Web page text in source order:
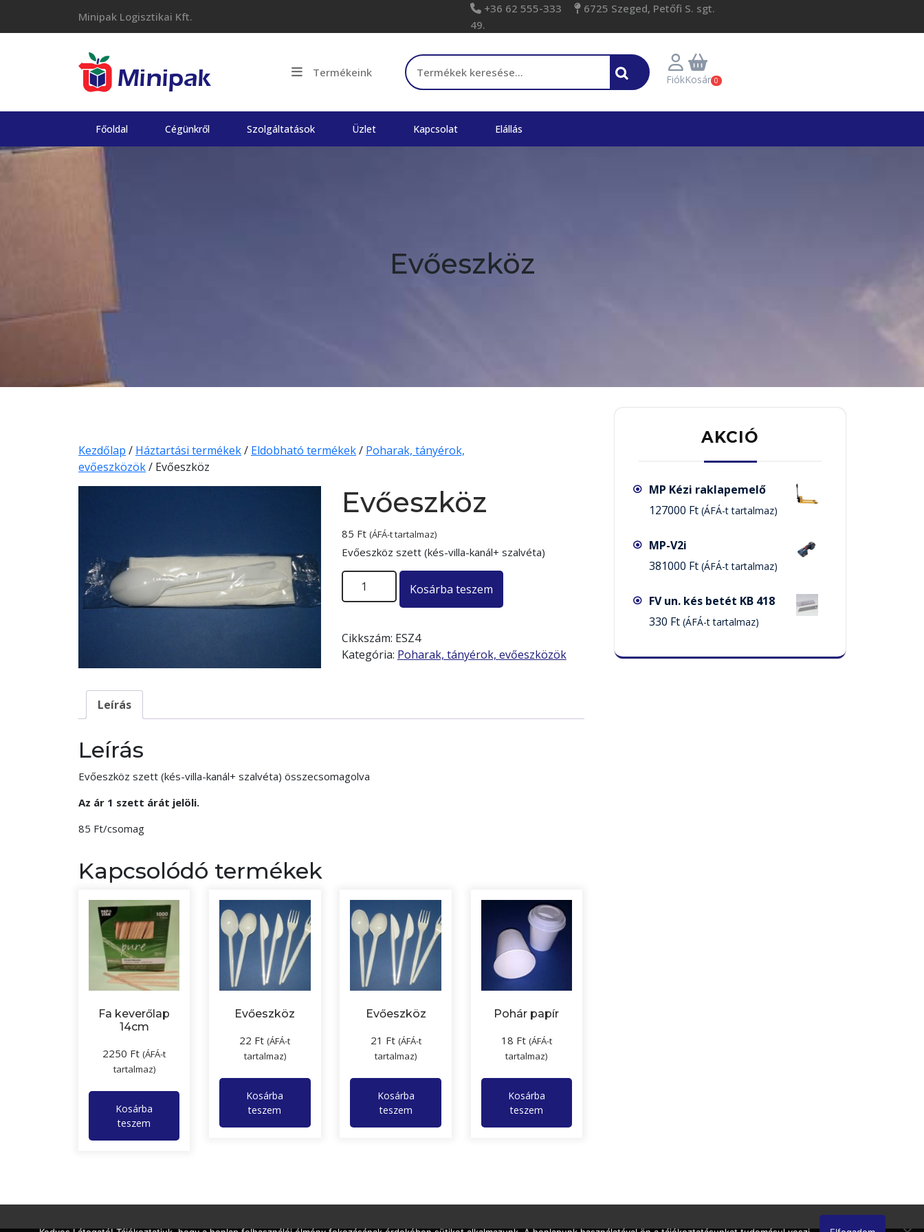
Minipak Logisztikai Kft.
+36 62 555-333
6725 Szeged, Petőfi S. sgt.
49.
Termékeink
Keresés a következőre:
FiókKosár 0
Főoldal Cégünkről Szolgáltatások Üzlet Kapcsolat Elállás
Evőeszköz
Kezdőlap / Háztartási termékek/ Eldobható termékek/ Poharak, tányérok,
evőeszközök/ Evőeszköz
Evőeszköz
85 Ft (ÁFÁ-t tartalmaz)
Evőeszköz szett (kés-villa-kanál+ szalvéta)
Evőeszköz mennyiség
Kosárba teszem
Cikkszám: ESZ4
Kategória: Poharak, tányérok, evőeszközök
Leírás
Leírás
Evőeszköz szett (kés-villa-kanál+ szalvéta) összecsomagolva
Az ár 1 szett árát jelöli.
85 Ft/csomag
Kapcsolódó termékek
Fa keverőlap
14cm
2250 Ft (ÁFÁ-t
tartalmaz)
Kosárba
teszem
Evőeszköz
22 Ft (ÁFÁ-t
tartalmaz)
Kosárba
teszem
Evőeszköz
21 Ft (ÁFÁ-t
tartalmaz)
Kosárba
teszem
Pohár papír
18 Ft (ÁFÁ-t
tartalmaz)
Kosárba
teszem
AKCIÓ
MP Kézi raklapemelő
127000 Ft (ÁFÁ-t tartalmaz)
MP-V2i
381000 Ft (ÁFÁ-t tartalmaz)
FV un. kés betét KB 418
330 Ft (ÁFÁ-t tartalmaz)